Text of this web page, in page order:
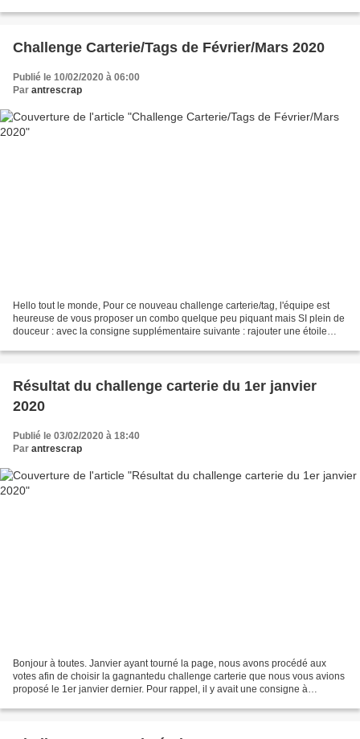
Challenge Carterie/Tags de Février/Mars 2020
Publié le 10/02/2020 à 06:00
Par antrescrap
Hello tout le monde, Pour ce nouveau challenge carterie/tag, l'équipe est
heureuse de vous proposer un combo quelque peu piquant mais SI plein de
douceur : avec la consigne supplémentaire suivante : rajouter une étoile
Résultat du challenge carterie du 1er janvier
2020
Publié le 03/02/2020 à 18:40
Par antrescrap
Bonjour à toutes. Janvier ayant tourné la page, nous avons procédé aux
votes afin de choisir la gagnantedu challenge carterie que nous vous avions
proposé le 1er janvier dernier. Pour rappel, il y avait une consigne à